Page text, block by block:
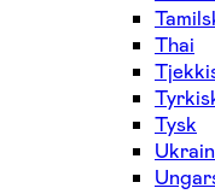
Thai
Tysk